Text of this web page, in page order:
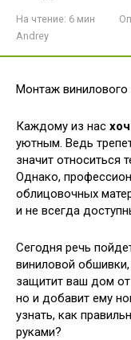
На чтение: 6 мин
Andrey
Монтаж винилового
Каждому из нас
уютным. Ведь
значит относиться
Однако,
облицовочных
и не всегда
Сегодня речь
виниловой
защитит ваш дом от
но и добавит ему
узнать, как
руками?